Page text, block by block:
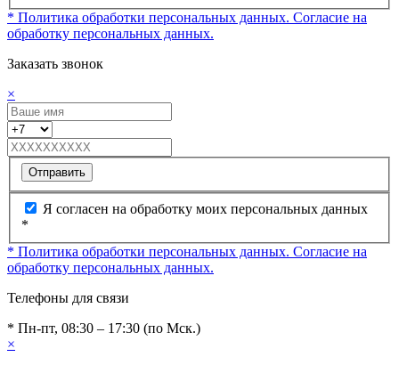
* Политика обработки персональных данных. Согласие на
обработку персональных данных.
Заказать звонок
×
Отправить
Я согласен на обработку моих персональных данных
*
* Политика обработки персональных данных. Согласие на
обработку персональных данных.
Телефоны для связи
* Пн-пт, 08:30 – 17:30 (по Мск.)
×